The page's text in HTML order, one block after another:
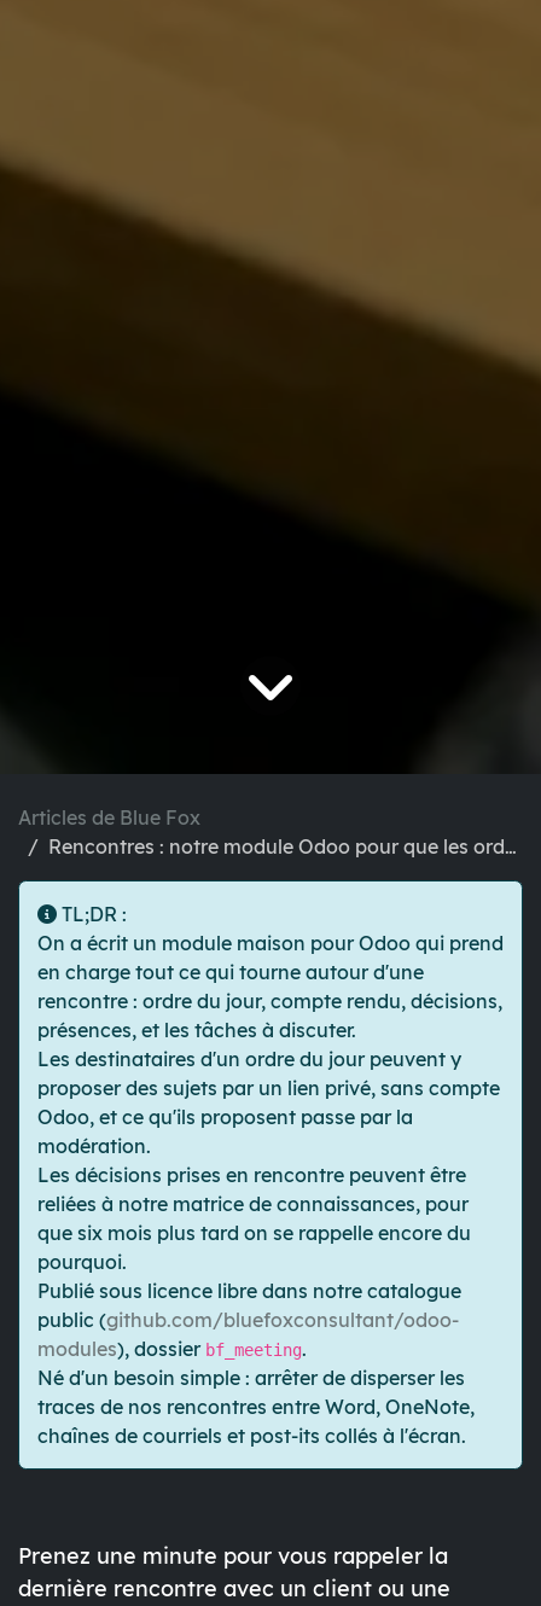
Articles de Blue Fox
Rencontres : notre module Odoo pour que les ordres du jour et comptes rendus arrêtent de vivre dans Word
TL;DR :
On a écrit un module maison pour Odoo qui prend
en charge tout ce qui tourne autour d'une
rencontre : ordre du jour, compte rendu, décisions,
présences, et les tâches à discuter.
Les destinataires d'un ordre du jour peuvent y
proposer des sujets par un lien privé, sans compte
Odoo, et ce qu'ils proposent passe par la
modération.
Les décisions prises en rencontre peuvent être
reliées à notre matrice de connaissances, pour
que six mois plus tard on se rappelle encore du
pourquoi.
Publié sous licence libre dans notre catalogue
public (github.com/bluefoxconsultant/odoo-
modules), dossier bf_meeting.
Né d'un besoin simple : arrêter de disperser les
traces de nos rencontres entre Word, OneNote,
chaînes de courriels et post-its collés à l'écran.
Prenez une minute pour vous rappeler la
dernière rencontre avec un client ou une